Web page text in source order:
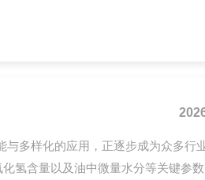
与多样化的应用，正逐步成为众多行
氢含量以及油中微量水分等关键参